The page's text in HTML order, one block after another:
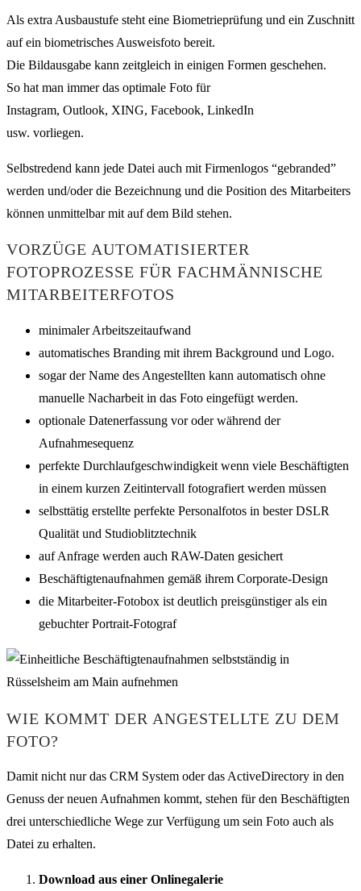
Als extra Ausbaustufe steht eine Biometrieprüfung und ein Zuschnitt
auf ein biometrisches Ausweisfoto bereit.
Die Bildausgabe kann zeitgleich in einigen Formen geschehen.
So hat man immer das optimale Foto für
Instagram, Outlook, XING, Facebook, LinkedIn
usw. vorliegen.
Selbstredend kann jede Datei auch mit Firmenlogos “gebranded”
werden und/oder die Bezeichnung und die Position des Mitarbeiters
können unmittelbar mit auf dem Bild stehen.
VORZÜGE AUTOMATISIERTER
FOTOPROZESSE FÜR FACHMÄNNISCHE
MITARBEITERFOTOS
minimaler Arbeitszeitaufwand
automatisches Branding mit ihrem Background und Logo.
sogar der Name des Angestellten kann automatisch ohne
manuelle Nacharbeit in das Foto eingefügt werden.
optionale Datenerfassung vor oder während der
Aufnahmesequenz
perfekte Durchlaufgeschwindigkeit wenn viele Beschäftigten
in einem kurzen Zeitintervall fotografiert werden müssen
selbsttätig erstellte perfekte Personalfotos in bester DSLR
Qualität und Studioblitztechnik
auf Anfrage werden auch RAW-Daten gesichert
Beschäftigtenaufnahmen gemäß ihrem Corporate-Design
die Mitarbeiter-Fotobox ist deutlich preisgünstiger als ein
gebuchter Portrait-Fotograf
WIE KOMMT DER ANGESTELLTE ZU DEM
FOTO?
Damit nicht nur das CRM System oder das ActiveDirectory in den
Genuss der neuen Aufnahmen kommt, stehen für den Beschäftigten
drei unterschiedliche Wege zur Verfügung um sein Foto auch als
Datei zu erhalten.
Download aus einer Onlinegalerie